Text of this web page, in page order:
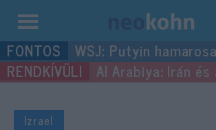
Kilépés
a
tartalomba
WSJ: Putyin
Al Arabiya: Irán
Izrael